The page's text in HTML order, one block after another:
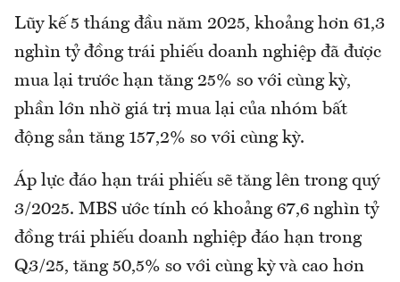
Lũy kế 5 tháng đầu năm 2025, khoảng hơn 61,3
nghìn tỷ đồng trái phiếu doanh nghiệp đã được
mua lại trước hạn tăng 25% so với cùng kỳ,
phần lớn nhờ giá trị mua lại của nhóm bất
động sản tăng 157,2% so với cùng kỳ.
Áp lực đáo hạn trái phiếu sẽ tăng lên trong quý
3/2025. MBS ước tính có khoảng 67,6 nghìn tỷ
đồng trái phiếu doanh nghiệp đáo hạn trong
Q3/25, tăng 50,5% so với cùng kỳ và cao hơn